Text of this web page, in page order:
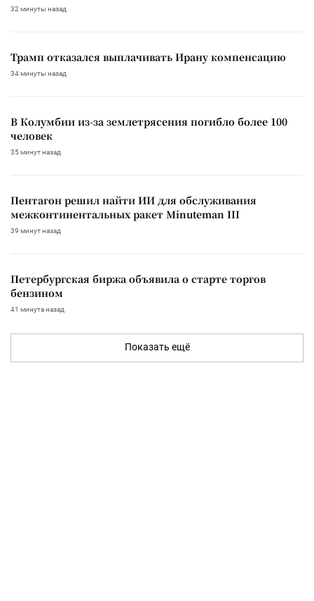
32 минуты назад
Трамп отказался выплачивать Ирану компенсацию
34 минуты назад
В Колумбии из-за землетрясения погибло более 100
человек
35 минут назад
Пентагон решил найти ИИ для обслуживания
межконтинентальных ракет Minuteman III
39 минут назад
Петербургская биржа объявила о старте торгов
бензином
41 минута назад
Показать ещё